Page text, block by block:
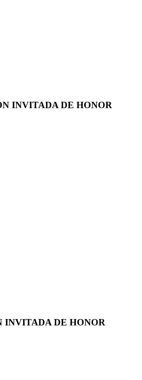
INVITADA DE HONOR
INVITADA DE HONOR